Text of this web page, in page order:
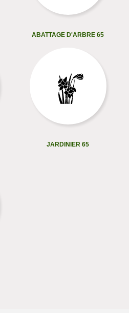
ABATTAGE D'ARBRE 65
JARDINIER 65